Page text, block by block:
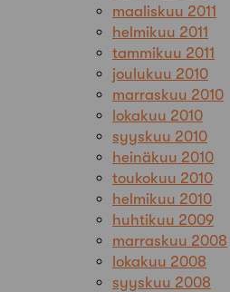
maaliskuu 2011
helmikuu 2011
tammikuu 2011
joulukuu 2010
marraskuu 2010
lokakuu 2010
syyskuu 2010
heinäkuu 2010
toukokuu 2010
helmikuu 2010
huhtikuu 2009
marraskuu 2008
lokakuu 2008
syyskuu 2008